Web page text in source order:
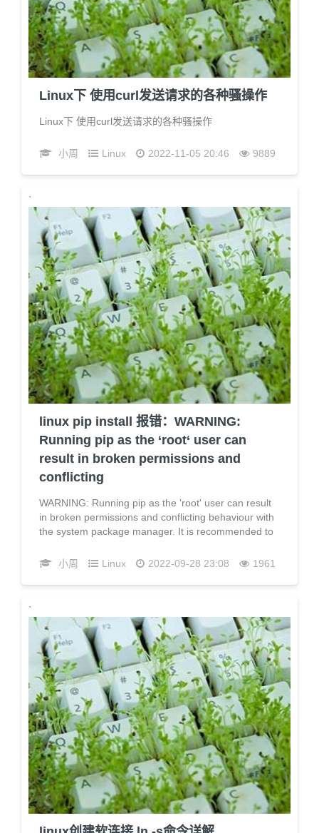
Linux下 使用curl发送请求的各种骚操作
Linux下 使用curl发送请求的各种骚操作
小周 Linux 2022-11-05 20:46 9889
`
linux pip install 报错：WARNING:
Running pip as the ‘root‘ user can
result in broken permissions and
conflicting
WARNING: Running pip as the 'root' user can result
in broken permissions and conflicting behaviour with
the system package manager. It is recommended to
https://pip.pypa.io/warnings/venv
小周 Linux 2022-09-28 23:08 1961
`